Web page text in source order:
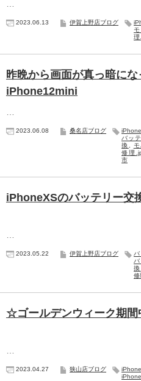
2023.06.13 伊賀上野店ブログ
理
昨晩から画面が真っ暗に
iPhone12mini
2023.06.08 桑名店ブログ
バッ
換
修理
市
iPhoneXSのバッテリー交
2023.05.22 伊賀上野店ブログ
換
修
☆ゴールデンウィーク期間
2023.04.27 狭山店ブログ iPhone